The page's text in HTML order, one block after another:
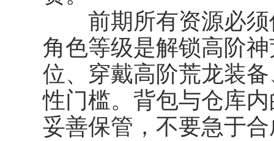
前期所有资源必须
角色等级是解锁高阶
位、穿戴高阶荒龙装
性门槛。背包与仓库
妥善保管，不要急于